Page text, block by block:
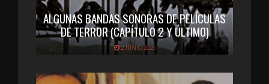
ALGUNAS BANDAS SONORAS DE PELÍCULAS
DE TERROR (CAPÍTULO 2 Y ÚLTIMO)
2 JUNIO 2026